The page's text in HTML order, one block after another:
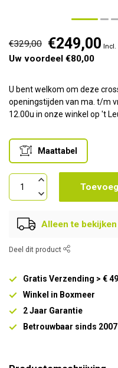
€329,00 €249,00 Incl.
Uw voordeel €80,00
U bent welkom om deze
openingstijden van ma. t/m
12.00u in onze winkel op 't
Maattabel
Alleen te
Deel dit product
Gratis Verzending > €
Winkel in Boxmeer
2 Jaar Garantie
Betrouwbaar sinds 2007